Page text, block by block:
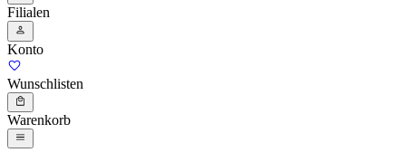
Filialen
Konto
Wunschlisten
Warenkorb